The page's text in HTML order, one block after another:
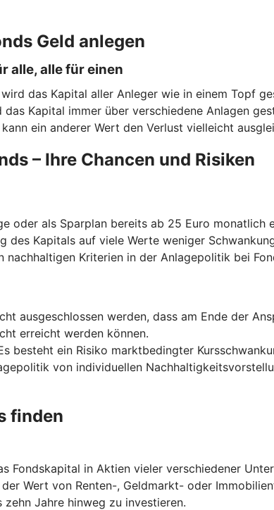
Geld anlegen
alle, alle für einen
das Kapital aller Anleger wie in einem Topf
Kapital immer über verschiedene Anlagen
ein anderer Wert den Verlust vielleicht
– Ihre Chancen und Risiken
oder als Sparplan bereits ab 25 Euro monatlich
des Kapitals auf viele Werte weniger
nachhaltigen Kriterien in der Anlagepolitik bei
ausgeschlossen werden, dass am Ende der
erreicht werden können.
besteht ein Risiko marktbedingter
von individuellen
finden
Fondskapital in Aktien vieler verschiedener
Wert von Renten-, Geldmarkt- oder
zehn Jahre hinweg zu investieren.